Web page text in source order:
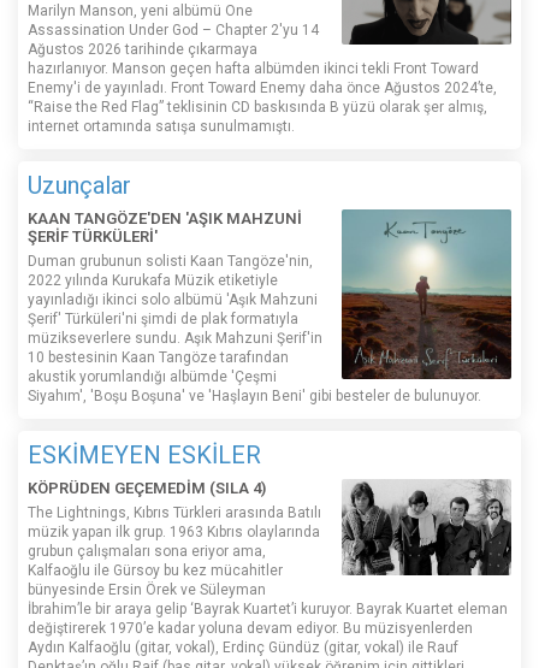
Marilyn Manson, yeni albümü One
Assassination Under God – Chapter 2'yu 14
Ağustos 2026 tarihinde çıkarmaya
hazırlanıyor. Manson geçen hafta albümden ikinci tekli Front Toward
Enemy'i de yayınladı. Front Toward Enemy daha önce Ağustos 2024’te,
“Raise the Red Flag” teklisinin CD baskısında B yüzü olarak şer almış,
internet ortamında satışa sunulmamıştı.
Uzunçalar
KAAN TANGÖZE'DEN 'AŞIK MAHZUNİ
ŞERİF TÜRKÜLERİ'
Duman grubunun solisti Kaan Tangöze'nin,
2022 yılında Kurukafa Müzik etiketiyle
yayınladığı ikinci solo albümü 'Aşık Mahzuni
Şerif' Türküleri'ni şimdi de plak formatıyla
müzikseverlere sundu. Aşık Mahzuni Şerif'in
10 bestesinin Kaan Tangöze tarafından
akustik yorumlandığı albümde 'Çeşmi
Siyahım', 'Boşu Boşuna' ve 'Haşlayın Beni' gibi besteler de bulunuyor.
ESKİMEYEN ESKİLER
KÖPRÜDEN GEÇEMEDİM (SILA 4)
The Lightnings, Kıbrıs Türkleri arasında Batılı
müzik yapan ilk grup. 1963 Kıbrıs olaylarında
grubun çalışmaları sona eriyor ama,
Kalfaoğlu ile Gürsoy bu kez mücahitler
bünyesinde Ersin Örek ve Süleyman
İbrahim’le bir araya gelip ‘Bayrak Kuartet’i kuruyor. Bayrak Kuartet eleman
değiştirerek 1970’e kadar yoluna devam ediyor. Bu müzisyenlerden
Aydın Kalfaoğlu (gitar, vokal), Erdinç Gündüz (gitar, vokal) ile Rauf